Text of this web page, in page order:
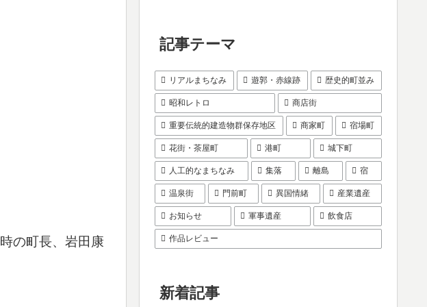
の町長、岩田康
記事テーマ
リアルまちなみ 遊郭・赤線跡 歴史的町並み
昭和レトロ 商店街
重要伝統的建造物群保存地区 商家町 宿場町
花街・茶屋町 港町 城下町
人工的なまちなみ 集落 離島 宿
温泉街 門前町 異国情緒 産業遺産
お知らせ 軍事遺産 飲食店
作品レビュー
新着記事